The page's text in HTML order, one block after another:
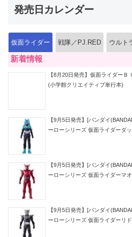
発売日カレンダー
仮面ライダー 戦隊／PJ.RED ウルト
新着情報
【8月20日発売】仮面ライダー
(小学館クリエイティブ単行本)
【9月5日発売】[バンダイ
ーローシリーズ 仮面ライダーダ
【9月5日発売】[バンダイ
ーローシリーズ 仮面ライダーマ
【9月5日発売】[バンダイ
ーローシリーズ 仮面ライダーリ